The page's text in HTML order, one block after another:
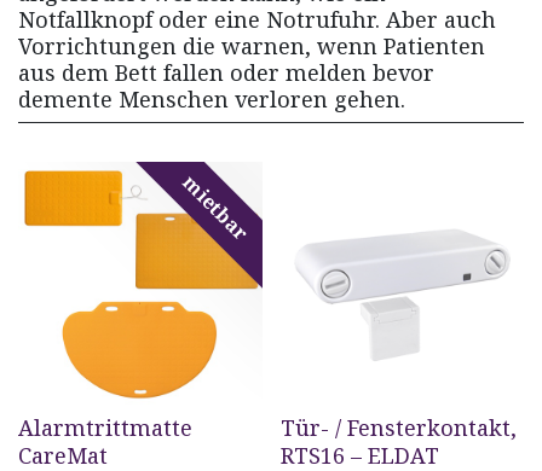
Notfallknopf oder eine Notrufuhr. Aber auch
Vorrichtungen die warnen, wenn Patienten
aus dem Bett fallen oder melden bevor
demente Menschen verloren gehen.
mietbar
Alarmtrittmatte
CareMat
Tür- / Fensterkontakt,
RTS16 – ELDAT